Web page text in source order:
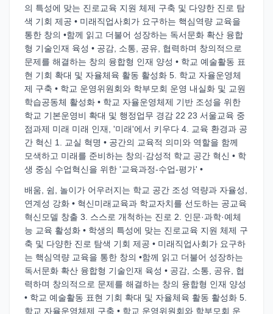
의 특성에 맞는 진로교육 지원 체제 구축 및 다양한 진로 탐
색 기회 제공 • 미래직업사회가 요구하는 핵심역량 교육을
통한 창의 •함께 읽고 더불어 성장하는 독서문화 확산 융합
형 기술인재 육성 • 공감, 소통, 공유, 협력하며 창의적으로
문제를 해결하는 창의 융합형 인재 양성 • 학교 예술활동 표
현 기회 확대 및 자율체육 활동 활성화 5. 학교 자율운영체
제 구축 • 학교 운영위원회와 학부모회 운영 내실화 및 교원
학습공동체 활성화 • 학교 자율운영체제 기반 조성을 위한
학교 기본운영비 확대 및 행정업무 경감 22 23 서울교육 중
점과제 미래 미래 인재, '미래'에서 키우다 4. 교육 환경과 공
간 혁신 1. 교실 혁명 • 공간의 교육적 의미와 역할을 함께
모색하고 미래를 준비하는 창의·감성적 학교 공간 혁신 • 학
생 중심 수업혁신을 위한 '교육과정-수업-평가' •
배움, 쉼, 놀이가 어우러지는 학교 공간 조성 역량과 자율성,
연계성 강화 • 혁신미래교육과 학교자치를 선도하는 공교육
혁신모델 창출 3. 스스로 개척하는 진로 2. 인문·과학·예체
능 교육 활성화 • 학생의 특성에 맞는 진로교육 지원 체제 구
축 및 다양한 진로 탐색 기회 제공 • 미래직업사회가 요구하
는 핵심역량 교육을 통한 창의 •함께 읽고 더불어 성장하는
독서문화 확산 융합형 기술인재 육성 • 공감, 소통, 공유, 협
력하며 창의적으로 문제를 해결하는 창의 융합형 인재 양성
• 학교 예술활동 표현 기회 확대 및 자율체육 활동 활성화 5.
학교 자율운영체제 구축 • 학교 운영위원회와 학부모회 운